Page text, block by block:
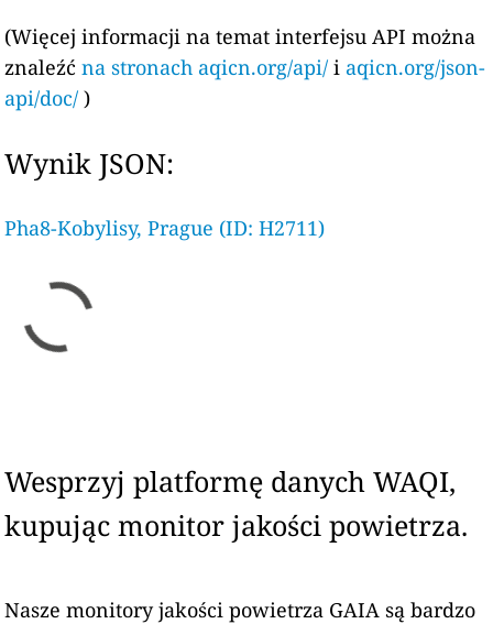
(Więcej informacji na temat interfejsu API można
znaleźćna stronach aqicn.org/api/ i aqicn.org/json-
api/doc/ )
Wynik JSON:
Pha8-Kobylisy, Prague (ID: H2711)
Wesprzyj platformę danych WAQI,
kupując monitor jakości powietrza.
Nasze monitory jakości powietrza GAIA są bardzo